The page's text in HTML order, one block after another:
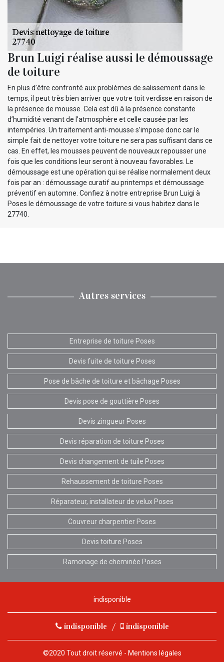
Brun Luigi réalise aussi le démoussage
de toiture
En plus d’être confronté aux problèmes de salissement dans le
temps, il peut très bien arriver que votre toit verdisse en raison de
la présence de mousse. Cela est dû à la présence constante
d’humidité venant de l’atmosphère et celle causée par les
intempéries. Un traitement anti-mousse s’impose donc car le
simple fait de nettoyer votre toiture ne sera pas suffisant dans ce
cas. En effet, les mousses peuvent de nouveaux repousser une
fois que les conditions leur seront à nouveau favorables. Le
démoussage est une opération qui se réalise normalement deux
fois par an : démoussage curatif au printemps et démoussage
préventif en automne. Confiez à notre entreprise Brun Luigi à
Poses le démoussage de votre toiture si vous habitez dans le
27740.
Autres services
Entreprise de toiture Poses
Devis fuite de toiture Poses
Pose de bâche de toiture et bâchage Poses
Devis pose de gouttière Poses
Devis zingueur Poses
Devis réparation de toiture Poses
Devis changement de tuile Poses
Rehaussement de toiture Poses
Réparateur, installateur de velux Poses
Couvreur charpentier Poses
Devis toiture Poses
Ramonage de cheminée Poses
indisponible
indisponible / indisponible
©2020 Tout droit réservé - Mentions légales